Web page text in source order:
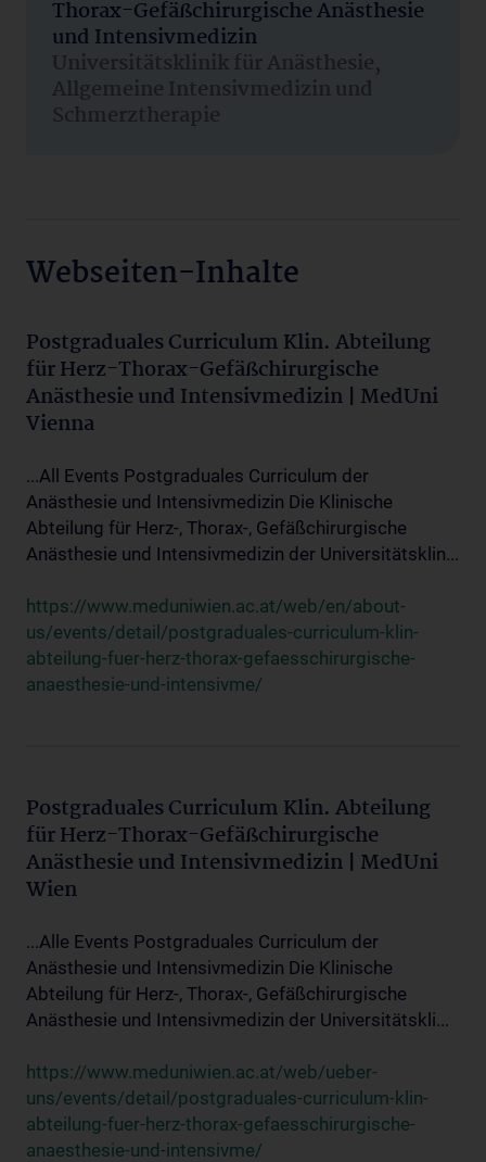
Thorax-Gefäßchirurgische Anästhesie
und Intensivmedizin
Universitätsklinik für Anästhesie,
Allgemeine Intensivmedizin und
Schmerztherapie
Webseiten-Inhalte
Postgraduales Curriculum Klin. Abteilung
für Herz-Thorax-Gefäßchirurgische
Anästhesie und Intensivmedizin | MedUni
Vienna
...All Events Postgraduales Curriculum der
Anästhesie und Intensivmedizin Die Klinische
Abteilung für Herz-, Thorax-, Gefäßchirurgische
Anästhesie und Intensivmedizin der Universitätsklin...
https://www.meduniwien.ac.at/web/en/about-
us/events/detail/postgraduales-curriculum-klin-
abteilung-fuer-herz-thorax-gefaesschirurgische-
anaesthesie-und-intensivme/
Postgraduales Curriculum Klin. Abteilung
für Herz-Thorax-Gefäßchirurgische
Anästhesie und Intensivmedizin | MedUni
Wien
...Alle Events Postgraduales Curriculum der
Anästhesie und Intensivmedizin Die Klinische
Abteilung für Herz-, Thorax-, Gefäßchirurgische
Anästhesie und Intensivmedizin der Universitätskli...
https://www.meduniwien.ac.at/web/ueber-
uns/events/detail/postgraduales-curriculum-klin-
abteilung-fuer-herz-thorax-gefaesschirurgische-
anaesthesie-und-intensivme/